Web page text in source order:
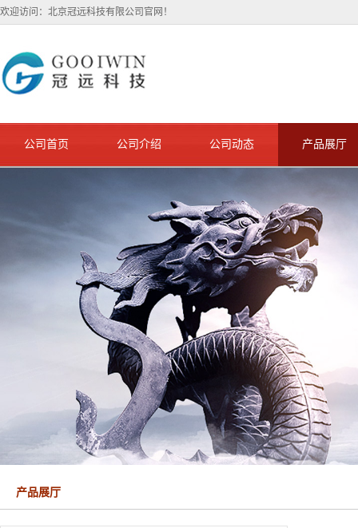
欢迎访问：北京冠远科技有限公司官网！
公司首页 公司介绍 公司动态 产品展厅
产品展厅